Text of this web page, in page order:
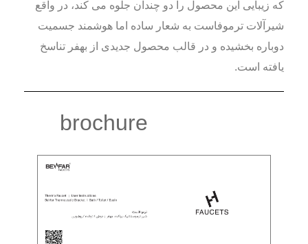
که زیبایی این محصول را دو چندان جلوه می کند، در واقع
شیرآلات ترموفاست به شعار ساده اما هوشمند جسمیت
دوباره بخشیده و در قالب محصول جدیدی از بهفر تناسخ
یافته است.
brochure